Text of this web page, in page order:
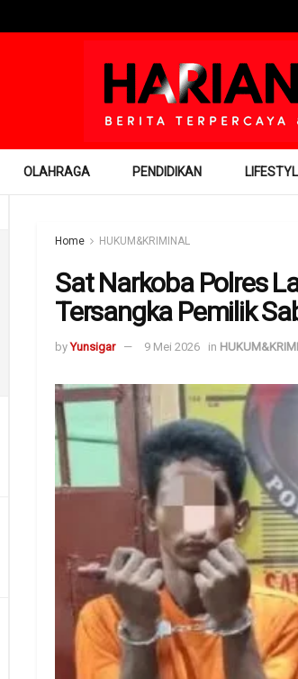
OLAHRAGA PENDIDIKAN
Home HUKUM&KRIMINAL
Sat Narkoba Polres
Tersangka Pemilik
by Yunsigar 9 Mei 2026 in